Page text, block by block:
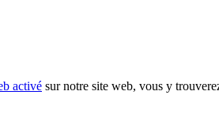
activé sur notre site web, vous y